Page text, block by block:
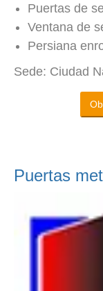
Puertas de
Ventana de
Persiana
Sede: Ciudad
Puertas